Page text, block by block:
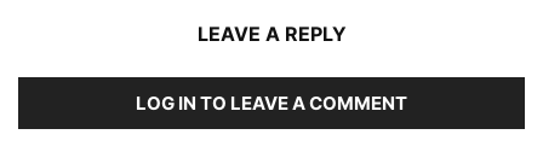
LEAVE A REPLY
LOG IN TO LEAVE A COMMENT